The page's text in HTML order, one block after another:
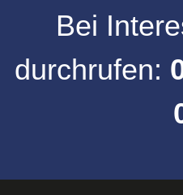
Bei
durchrufen: